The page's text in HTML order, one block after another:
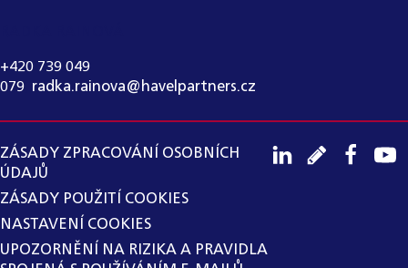
+420 739 049
079 radka.rainova@havelpartners.cz
ZÁSADY ZPRACOVÁNÍ OSOBNÍCH
ÚDAJŮ
ZÁSADY POUŽITÍ COOKIES
NASTAVENÍ COOKIES
UPOZORNĚNÍ NA RIZIKA A PRAVIDLA